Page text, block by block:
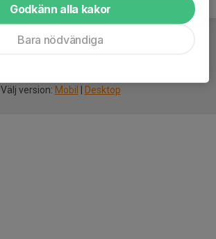
Välj version: Mobil Desktop
Godkänn alla kakor
Bara nödvändiga